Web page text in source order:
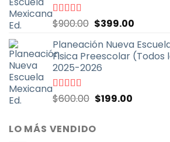
Valorado
con
5
$900.00 El
original
era:
$900.00.
$399.00El
actual
es:
Planeación Nueva
Fisica Preescolar (Todos
2025-2026
Valorado
con
$600.00 El
original
era:
$199.00El
LO MÁS VENDIDO